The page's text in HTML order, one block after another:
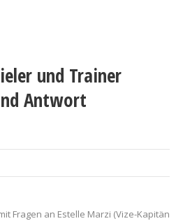
und Trainer
Antwort
Fragen an Estelle Marzi (Vize-Kapitän